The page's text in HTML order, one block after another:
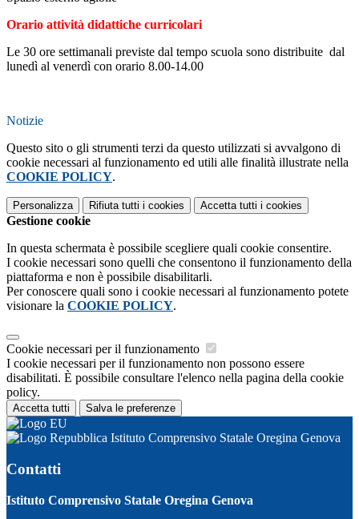
Orario attività didattiche curricolari
Le 30 ore settimanali previste dal tempo scuola sono distribuite dal
lunedì al venerdì con orario 8.00-14.00
Notizie
Questo sito o gli strumenti terzi da questo utilizzati si avvalgono di
cookie necessari al funzionamento ed utili alle finalità illustrate nella
COOKIE POLICY.
Personalizza Rifiuta tutti i cookies Accetta tutti i cookies
Gestione cookie
In questa schermata è possibile scegliere quali cookie consentire.
I cookie necessari sono quelli che consentono il funzionamento della
piattaforma e non è possibile disabilitarli.
Per conoscere quali sono i cookie necessari al funzionamento potete
visionare la COOKIE POLICY.
Cookie necessari per il funzionamento
I cookie necessari per il funzionamento non possono essere
disabilitati. È possibile consultare l'elenco nella pagina della cookie
policy.
Accetta tutti Salva le preferenze
Istituto Comprensivo Statale Oregina Genova
Contatti
Istituto Comprensivo Statale Oregina Genova